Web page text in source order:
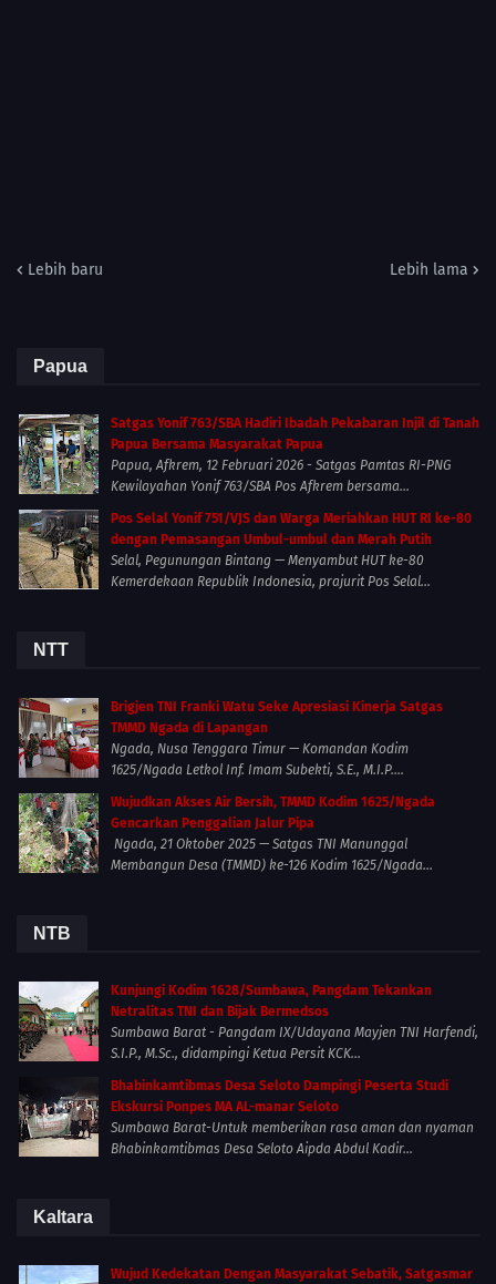
Lebih baru Lebih lama
Papua
Satgas Yonif 763/SBA Hadiri Ibadah Pekabaran Injil di Tanah
Papua Bersama Masyarakat Papua
Papua, Afkrem, 12 Februari 2026 - Satgas Pamtas RI-PNG
Kewilayahan Yonif 763/SBA Pos Afkrem bersama...
Pos Selal Yonif 751/VJS dan Warga Meriahkan HUT RI ke-80
dengan Pemasangan Umbul-umbul dan Merah Putih
Selal, Pegunungan Bintang — Menyambut HUT ke-80
Kemerdekaan Republik Indonesia, prajurit Pos Selal...
NTT
Brigjen TNI Franki Watu Seke Apresiasi Kinerja Satgas
TMMD Ngada di Lapangan
Ngada, Nusa Tenggara Timur — Komandan Kodim
1625/Ngada Letkol Inf. Imam Subekti, S.E., M.I.P....
Wujudkan Akses Air Bersih, TMMD Kodim 1625/Ngada
Gencarkan Penggalian Jalur Pipa
Ngada, 21 Oktober 2025 — Satgas TNI Manunggal
Membangun Desa (TMMD) ke-126 Kodim 1625/Ngada...
NTB
Kunjungi Kodim 1628/Sumbawa, Pangdam Tekankan
Netralitas TNI dan Bijak Bermedsos
Sumbawa Barat - Pangdam IX/Udayana Mayjen TNI Harfendi,
S.I.P., M.Sc., didampingi Ketua Persit KCK...
Bhabinkamtibmas Desa Seloto Dampingi Peserta Studi
Ekskursi Ponpes MA AL-manar Seloto
Sumbawa Barat-Untuk memberikan rasa aman dan nyaman
Bhabinkamtibmas Desa Seloto Aipda Abdul Kadir...
Kaltara
Wujud Kedekatan Dengan Masyarakat Sebatik, Satgasmar